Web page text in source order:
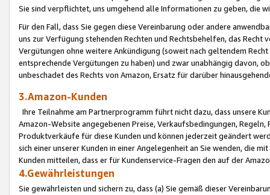
Sie sind verpflichtet, uns umgehend alle Informationen zu geben, die
Für den Fall, dass Sie gegen diese Vereinbarung oder andere
uns zur Verfügung stehenden Rechten und Rechtsbehelfen, das
Vergütungen ohne weitere Ankündigung (soweit nach geltendem
entsprechende Vergütungen zu haben) und zwar unabhängig davon,
unbeschadet des Rechts von Amazon, Ersatz für darüber
3.Amazon-Kunden
Ihre Teilnahme am Partnerprogramm führt nicht dazu, dass unsere
Amazon-Website angegebenen Preise, Verkaufsbedingungen,
Produktverkäufe für diese Kunden und können jederzeit geändert
sich einer unserer Kunden in einer Angelegenheit an Sie wenden, die
Kunden mitteilen, dass er für Kundenservice-Fragen den auf der
4.Gewährleistungen
Sie gewährleisten und sichern zu, dass (a) Sie gemäß dieser